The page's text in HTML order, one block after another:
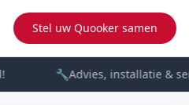
Stel uw Quooker samen
🔧Advies, installatie &